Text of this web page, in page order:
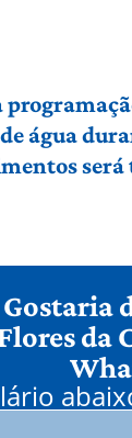
água
Gostaria
da